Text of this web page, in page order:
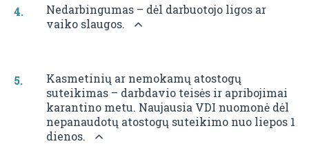
Nedarbingumas – dėl darbuotojo ligos ar
vaiko slaugos.
Kasmetinių ar nemokamų atostogų
suteikimas – darbdavio teisės ir apribojimai
karantino metu. Naujausia VDI nuomonė dėl
nepanaudotų atostogų suteikimo nuo liepos 1
dienos.